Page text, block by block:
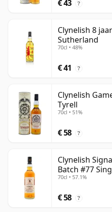
€ 43 ?
Clynelish 8
Sutherland
70cl • 48%
€ 41 ?
Clynelish
Tyrell
70cl • 51%
€ 58 ?
Clynelish
Batch #77
70cl • 57.1%
€ 58 ?